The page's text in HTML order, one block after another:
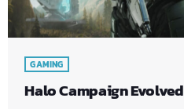
GAMING
Halo Campaign Evolved